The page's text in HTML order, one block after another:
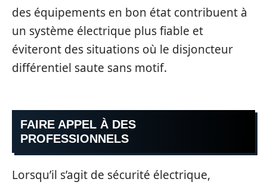
des équipements en bon état contribuent à
un système électrique plus fiable et
éviteront des situations où le disjoncteur
différentiel saute sans motif.
FAIRE APPEL À DES
PROFESSIONNELS
Lorsqu’il s’agit de sécurité électrique,